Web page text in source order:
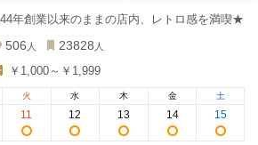
44年創業以来のままの店内、レトロ感を満喫★
506 人 23828 人
￥1,000～￥1,999
火
11
水
12
木
13
金
14
土
15